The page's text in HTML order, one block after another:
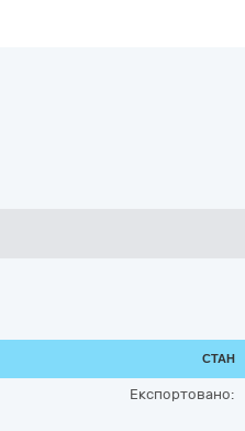
СТАН
Експортовано: